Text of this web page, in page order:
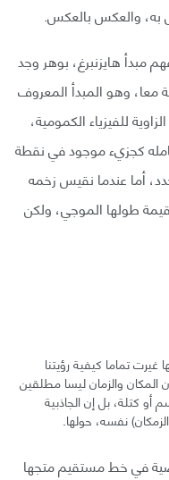
به، والعكس بالعكس.
مبدأ هايزنبرغ، بوهر وجد
وهو المبدأ المعروف
للفيزياء الكمومية،
كجزيء موجود في نقطة
أما عندما نقيس زخمه
قيمة طولها الموجي، ولكن
تماما كيفية رؤيتنا
المكان والزمان ليسا مطلقين
كتلة، بل إن الجاذبية
نفسه، حولها.
في خط مستقيم متجها